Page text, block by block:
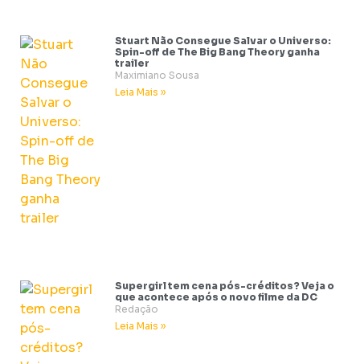
Stuart Não Consegue Salvar o Universo:
Spin-off de The Big Bang Theory ganha
trailer
Maximiano Sousa
Leia Mais »
Supergirl tem cena pós-créditos? Veja o
que acontece após o novo filme da DC
Redação
Leia Mais »